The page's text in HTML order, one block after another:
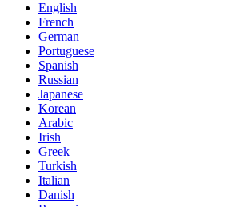
English
French
German
Portuguese
Spanish
Russian
Japanese
Korean
Arabic
Irish
Greek
Turkish
Italian
Danish